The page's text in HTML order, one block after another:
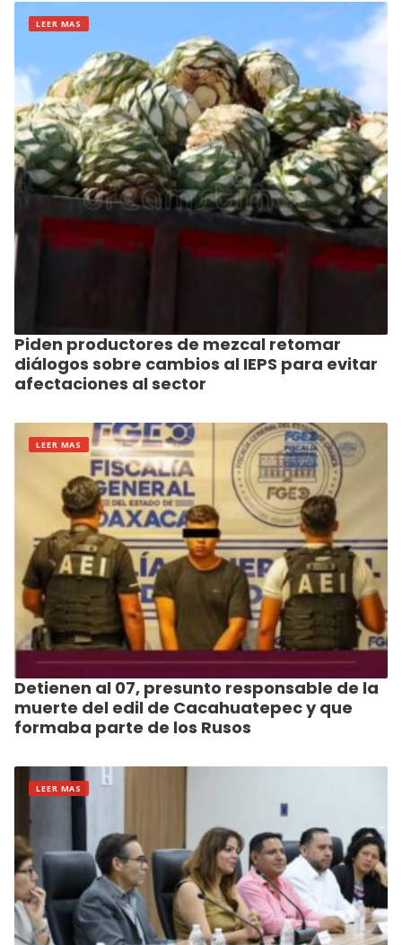
LEER MAS
Piden productores de mezcal retomar
diálogos sobre cambios al IEPS para evitar
afectaciones al sector
LEER MAS
Detienen al 07, presunto responsable de la
muerte del edil de Cacahuatepec y que
formaba parte de los Rusos
LEER MAS